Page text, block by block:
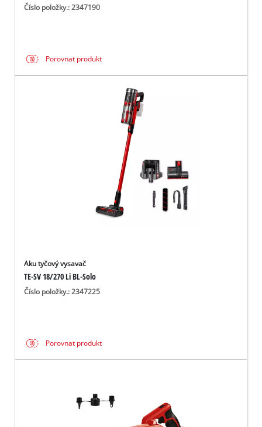
Číslo položky.: 2347190
Porovnat produkt
Aku tyčový vysavač
TE-SV 18/270 Li BL-Solo
Číslo položky.: 2347225
Porovnat produkt